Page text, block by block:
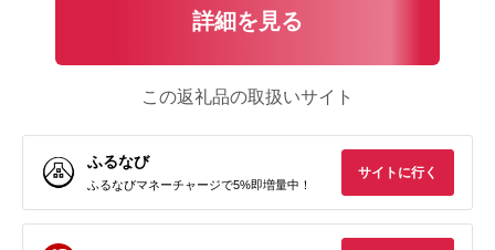
詳細を見る
この返礼品の取扱いサイト
ふるなび
ふるなびマネーチャージで5%即増量中！
サイトに行く